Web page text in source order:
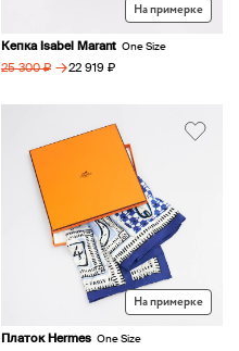
На примерке
Кепка Isabel Marant One Size
25 300 ₽ → 22 919 ₽
На примерке
Платок Hermes One Size